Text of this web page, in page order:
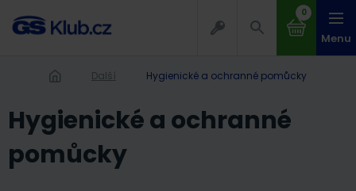
0
Menu
Další Hygienické a ochranné pomůcky
Hygienické a ochranné
pomůcky